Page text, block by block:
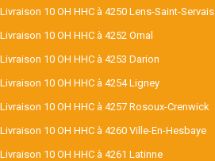
Livraison 10 OH HHC à 4250 Lens-Saint-Servais
Livraison 10 OH HHC à 4252 Omal
Livraison 10 OH HHC à 4253 Darion
Livraison 10 OH HHC à 4254 Ligney
Livraison 10 OH HHC à 4257 Rosoux-Crenwick
Livraison 10 OH HHC à 4260 Ville-En-Hesbaye
Livraison 10 OH HHC à 4261 Latinne